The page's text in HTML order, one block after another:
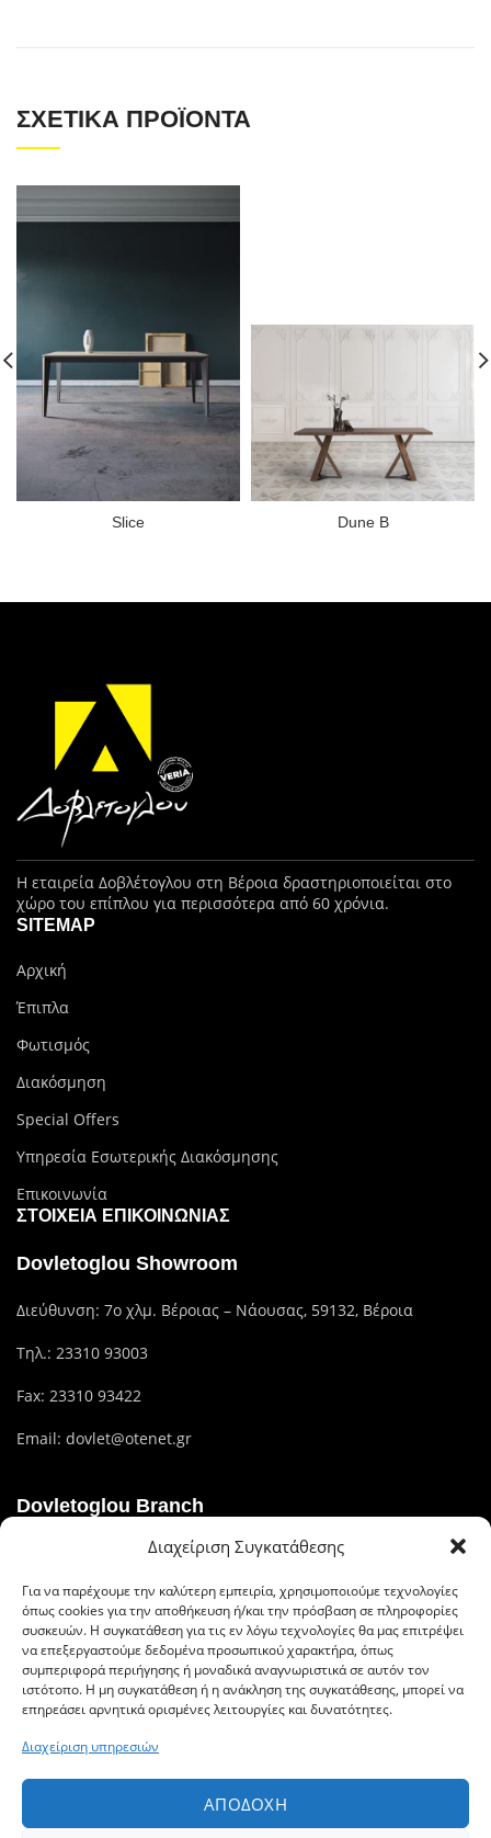
Διαχείριση Συγκατάθεσης
Για να παρέχουμε την καλύτερη εμπειρία, χρησιμοποιούμε τεχνολογίες
όπως cookies για την αποθήκευση ή/και την πρόσβαση σε πληροφορίες
συσκευών. Η συγκατάθεση για τις εν λόγω τεχνολογίες θα μας επιτρέψει
να επεξεργαστούμε δεδομένα προσωπικού χαρακτήρα, όπως
συμπεριφορά περιήγησης ή μοναδικά αναγνωριστικά σε αυτόν τον
ιστότοπο. Η μη συγκατάθεση ή η ανάκληση της συγκατάθεσης, μπορεί να
επηρεάσει αρνητικά ορισμένες λειτουργίες και δυνατότητες.
Διαχείριση υπηρεσιών
ΑΠΟΔΟΧΉ
ΣΧΕΤΙΚΆ ΠΡΟΪΌΝΤΑ
Slice Dune B
Η εταιρεία Δοβλέτογλου στη Βέροια δραστηριοποιείται στο
χώρο του επίπλου για περισσότερα από 60 χρόνια.
SITEMAP
Αρχική
Έπιπλα
Φωτισμός
Διακόσμηση
Special Offers
Υπηρεσία Εσωτερικής Διακόσμησης
Επικοινωνία
ΣΤΟΙΧΕΊΑ ΕΠΙΚΟΙΝΩΝΊΑΣ
Dovletoglou Showroom
Διεύθυνση: 7ο χλμ. Βέροιας – Νάουσας, 59132, Βέροια
Τηλ.: 23310 93003
Fax: 23310 93422
Email: dovlet@otenet.gr
Dovletoglou Branch
Διεύθυνση: Πίνδου 17, 59132,Βέροια
Τηλ.: 23310 60376
Fax: 23310 93422
Email: dovlet@otenet.gr